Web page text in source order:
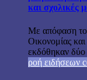
και σχολικές
Με απόφαση
Οικονομίας
εκδόθηκαν δύο
ροή ειδήσεων